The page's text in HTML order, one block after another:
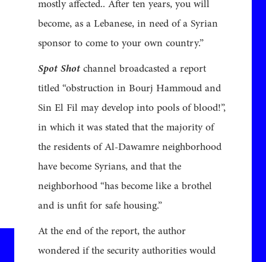
mostly affected.. After ten years, you will
become, as a Lebanese, in need of a Syrian
sponsor to come to your own country.”
Spot Shotchannel broadcasted a report
titled “obstruction in Bourj Hammoud and
Sin El Fil may develop into pools of blood!”,
in which it was stated that the majority of
the residents of Al-Dawamre neighborhood
have become Syrians, and that the
neighborhood “has become like a brothel
and is unfit for safe housing.”
At the end of the report, the author
wondered if the security authorities would